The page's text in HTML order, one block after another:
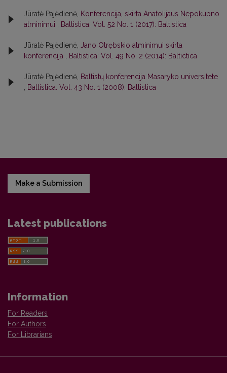
Jūratė Pajėdienė, Konferencija, skirta Anatolijaus Nepokupno
atminimui
Baltistica: Vol. 52 No. 1 (2017): Baltistica
Jūratė Pajėdienė,
Jano Otrębskio atminimui skirta
konferencija
Baltistica: Vol. 49 No. 2 (2014): Baltictica
Jūratė Pajėdienė, Baltistų konferencija Masaryko universitete
Baltistica: Vol. 43 No. 1 (2008): Baltistica
Make a Submission
Latest publications
Information
For Readers
For Authors
For Librarians